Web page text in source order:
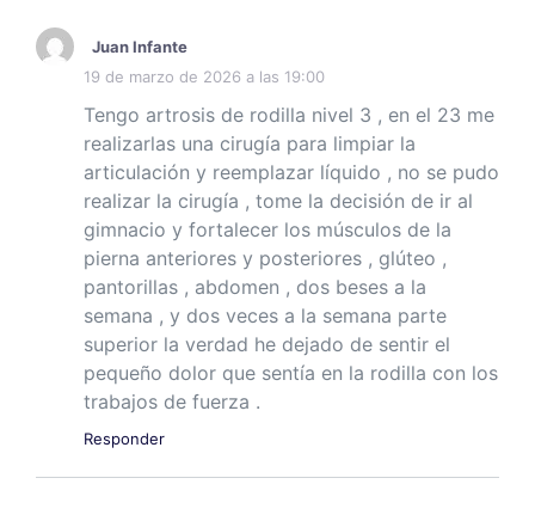
Juan Infante
19 de marzo de 2026 a las 19:00
Tengo artrosis de rodilla nivel 3 , en el 23 me
realizarlas una cirugía para limpiar la
articulación y reemplazar líquido , no se pudo
realizar la cirugía , tome la decisión de ir al
gimnacio y fortalecer los músculos de la
pierna anteriores y posteriores , glúteo ,
pantorillas , abdomen , dos beses a la
semana , y dos veces a la semana parte
superior la verdad he dejado de sentir el
pequeño dolor que sentía en la rodilla con los
trabajos de fuerza .
Responder